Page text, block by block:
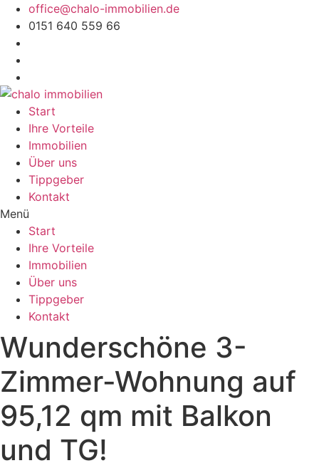
Zum
Inhalt
wechseln
office@chalo-immobilien.de
0151 640 559 66
Start
Ihre Vorteile
Immobilien
Über uns
Tippgeber
Kontakt
Menü
Start
Ihre Vorteile
Immobilien
Über uns
Tippgeber
Kontakt
Wunderschöne 3-
Zimmer-Wohnung auf
95,12 qm mit Balkon
und TG!